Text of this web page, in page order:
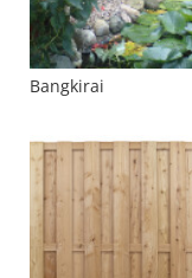
Bangkirai